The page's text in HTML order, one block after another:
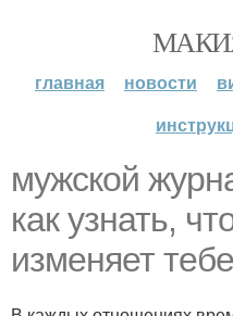
главная новости
мужской
как узнать,
изменяет